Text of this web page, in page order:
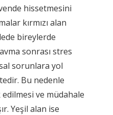
hissetmesini
kırmızı alan
bireylerde
sonrası stres
sorunlara yol
Bu nedenle
edilmesi ve müdahale
Yeşil alan ise